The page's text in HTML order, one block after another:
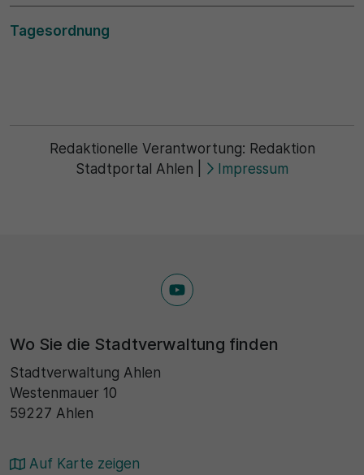
Tagesordnung
Redaktionelle Verantwortung: Redaktion
Stadtportal Ahlen
Impressum
Wo Sie die Stadtverwaltung finden
Stadtverwaltung Ahlen
Westenmauer 10
59227 Ahlen
Auf Karte zeigen
Name
SgCookieOptin.lastPreferences
Laufzeit
historische Speicherung Ihrer vorgenommen
Einstellungen, falls der Webseiten-Betreiber dies
Matomo
Wird für statistische Zwecke verwendet, um Details
wie die eindeutige Besucher-ID zu speichern.
30 Minuten
Wird für statistische Zwecke verwendet, um